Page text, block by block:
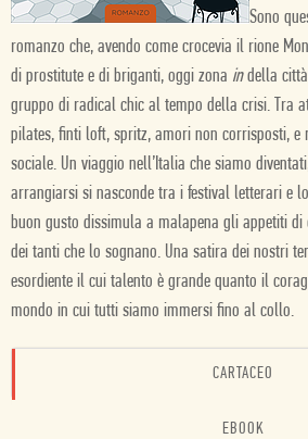
Sono
romanzo che, avendo come crocevia il rione
di prostitute e di briganti, oggi zona indella
gruppo di radical chic al tempo della crisi. Tra
pilates, finti loft, spritz, amori non corrisposti, e
sociale. Un viaggio nell’Italia che siamo
arrangiarsi si nasconde tra i festival letterari e
buon gusto dissimula a malapena gli appetiti di
dei tanti che lo sognano. Una satira dei nostri
esordiente il cui talento è grande quanto il
mondo in cui tutti siamo immersi fino al collo.
CARTACEO
EBOOK